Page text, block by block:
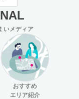
いメディア
おすすめ
エリア紹介